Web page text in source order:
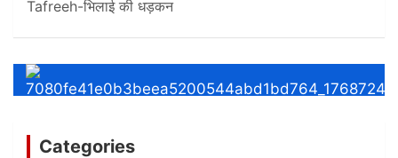
Tafreeh-भिलाई की धड़कन
Categories